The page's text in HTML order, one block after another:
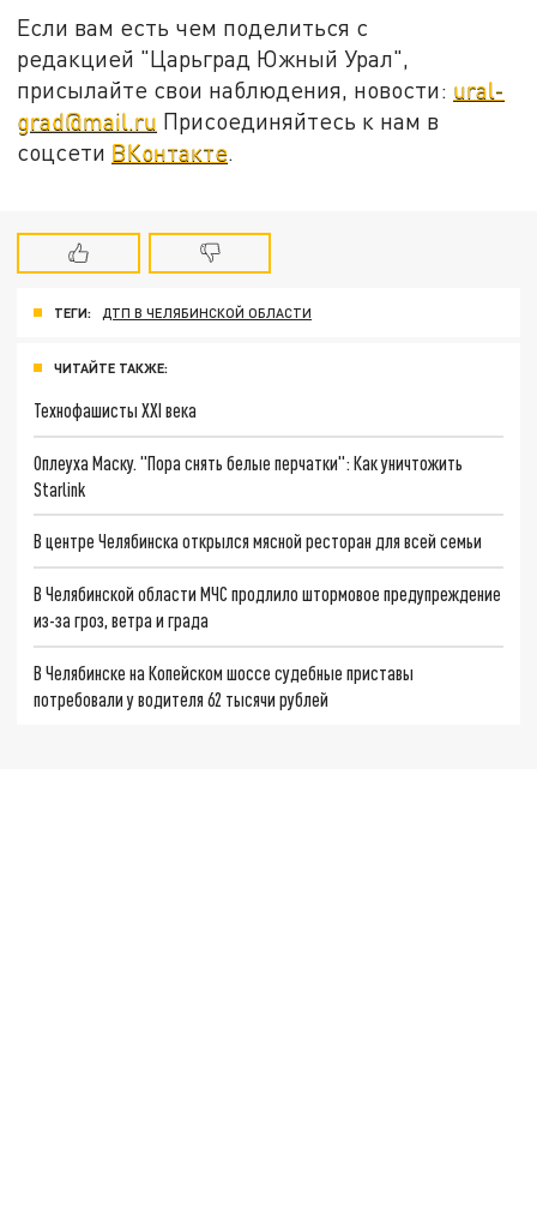
Если вам есть чем поделиться с
редакцией "Царьград Южный Урал",
присылайте свои наблюдения, новости: ural-
grad@mail.ru Присоединяйтесь к нам в
соцсети ВКонтакте
ТЕГИ: ДТП В ЧЕЛЯБИНСКОЙ ОБЛАСТИ
ЧИТАЙТЕ ТАКЖЕ:
Технофашисты XXI века
Оплеуха Маску. "Пора снять белые перчатки": Как уничтожить
Starlink
В центре Челябинска открылся мясной ресторан для всей семьи
В Челябинской области МЧС продлило штормовое предупреждение
из-за гроз, ветра и града
В Челябинске на Копейском шоссе судебные приставы
потребовали у водителя 62 тысячи рублей